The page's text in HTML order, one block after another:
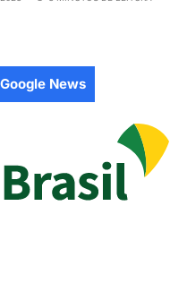
News